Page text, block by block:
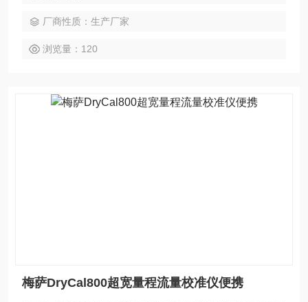
厂商性质：生产厂家
浏览量：120
梅萨DryCal800超宽量程流量校准仪便携